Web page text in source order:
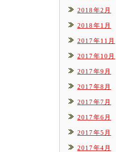
2018年2月
2018年1月
2017年11月
2017年10月
2017年9月
2017年8月
2017年7月
2017年6月
2017年5月
2017年4月